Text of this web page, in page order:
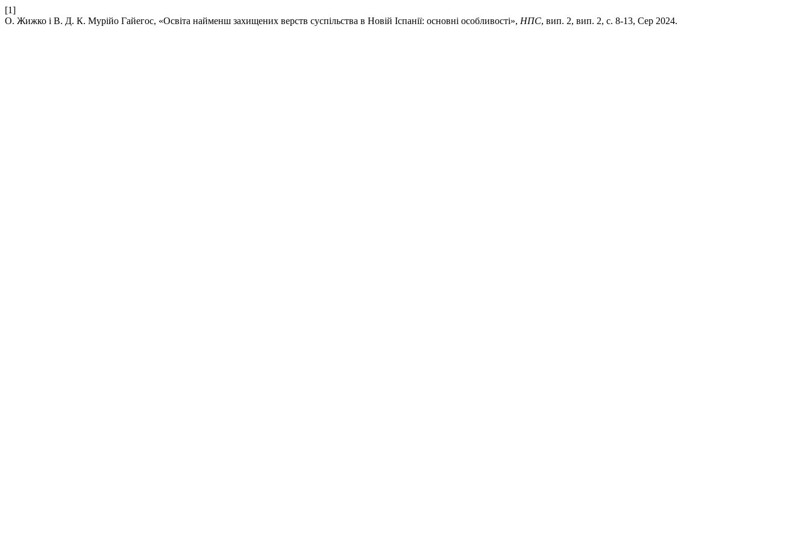
[1]
О. Жижко і В. Д. К. Мурійо Гайегос, «Освіта найменш захищених верств суспільства в Новій Іспанії: основні особливості», НПС, вип. 2, вип. 2, с. 8-13, Сер 2024.